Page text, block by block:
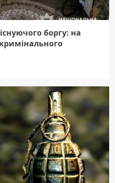
боргу: на